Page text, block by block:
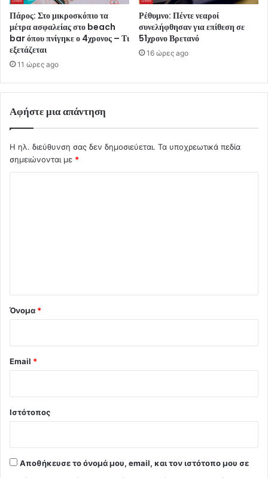
Πάρος: Στο μικροσκόπιο τα
μέτρα ασφαλείας στο beach
bar όπου πνίγηκε ο 4χρονος – Τι
εξετάζεται
11 ώρες ago
Ρέθυμνο: Πέντε νεαροί
συνελήφθησαν για επίθεση σε
51χρονο Βρετανό
16 ώρες ago
Αφήστε μια απάντηση
Η ηλ. διεύθυνση σας δεν δημοσιεύεται. Τα υποχρεωτικά πεδία
σημειώνονται με *
Όνομα *
Email *
Ιστότοπος
Αποθήκευσε το όνομά μου, email, και τον ιστότοπο μου σε